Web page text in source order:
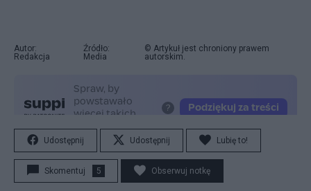
Autor:
Redakcja
Źródło:
Media
© Artykuł jest chroniony prawem
autorskim.
Udostępnij Udostępnij Lubię to!
Skomentuj 5 Obserwuj notkę